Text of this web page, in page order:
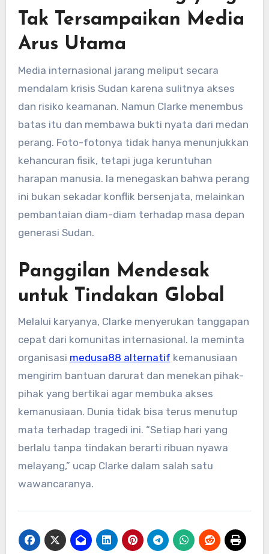
Tak Tersampaikan Media
Arus Utama
Media internasional jarang meliput secara
mendalam krisis Sudan karena sulitnya akses
dan risiko keamanan. Namun Clarke menembus
batas itu dan membawa bukti nyata dari medan
perang. Foto-fotonya tidak hanya menunjukkan
kehancuran fisik, tetapi juga keruntuhan
harapan manusia. Ia menegaskan bahwa perang
ini bukan sekadar konflik bersenjata, melainkan
pembantaian diam-diam terhadap masa depan
generasi Sudan.
Panggilan Mendesak
untuk Tindakan Global
Melalui karyanya, Clarke menyerukan tanggapan
cepat dari komunitas internasional. Ia meminta
organisasi medusa88 alternatif kemanusiaan
mengirim bantuan darurat dan menekan pihak-
pihak yang bertikai agar membuka akses
kemanusiaan. Dunia tidak bisa terus menutup
mata terhadap tragedi ini. “Setiap hari yang
berlalu tanpa tindakan berarti ribuan nyawa
melayang,” ucap Clarke dalam salah satu
wawancaranya.